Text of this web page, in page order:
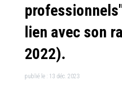
lien avec son
2022).
publié le : 13 déc. 2023